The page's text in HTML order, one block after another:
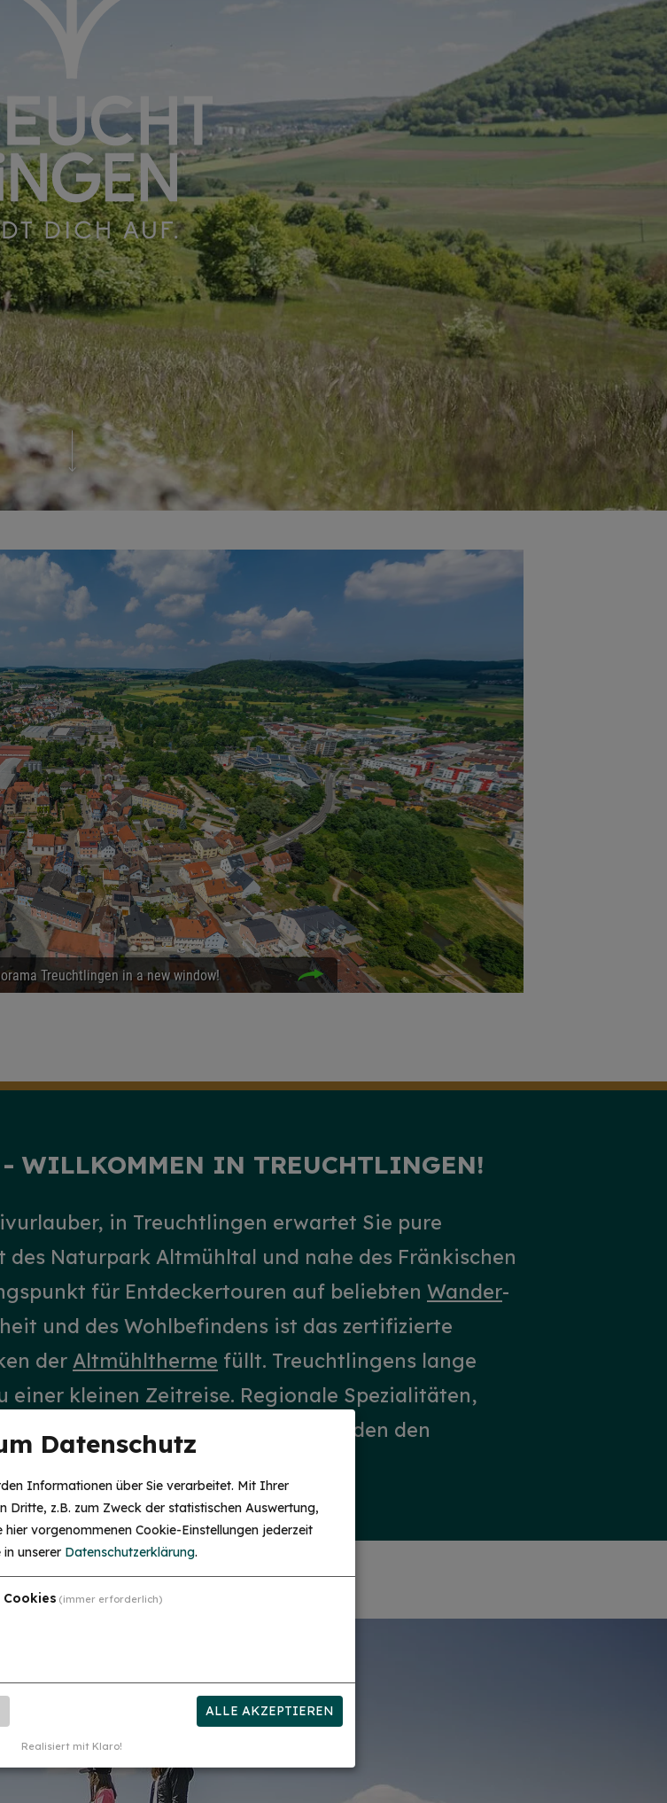
WILLKOMMEN IN TREUCHTLINGEN!
in Treuchtlingen erwartet Sie pure
Naturpark Altmühltal und nahe des Fränkischen
für Entdeckertouren auf beliebten Wander-
und des Wohlbefindens ist das zertifizierte
der Altmühltherme füllt. Treuchtlingens lange
einer kleinen Zeitreise. Regionale Spezialitäten,
den heimischen
, runden den
Datenschutz
Informationen über Sie verarbeitet. Mit Ihrer
Dritte, z.B. zum Zweck der statistischen Auswertung,
vorgenommenen Cookie-Einstellungen jederzeit
in unserer Datenschutzerklärung.
(immer erforderlich)
ALLE AKZEPTIEREN
Realisiert mit Klaro!